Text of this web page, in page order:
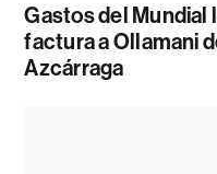
Gastos del Mundial
factura a Ollamani
Azcárraga